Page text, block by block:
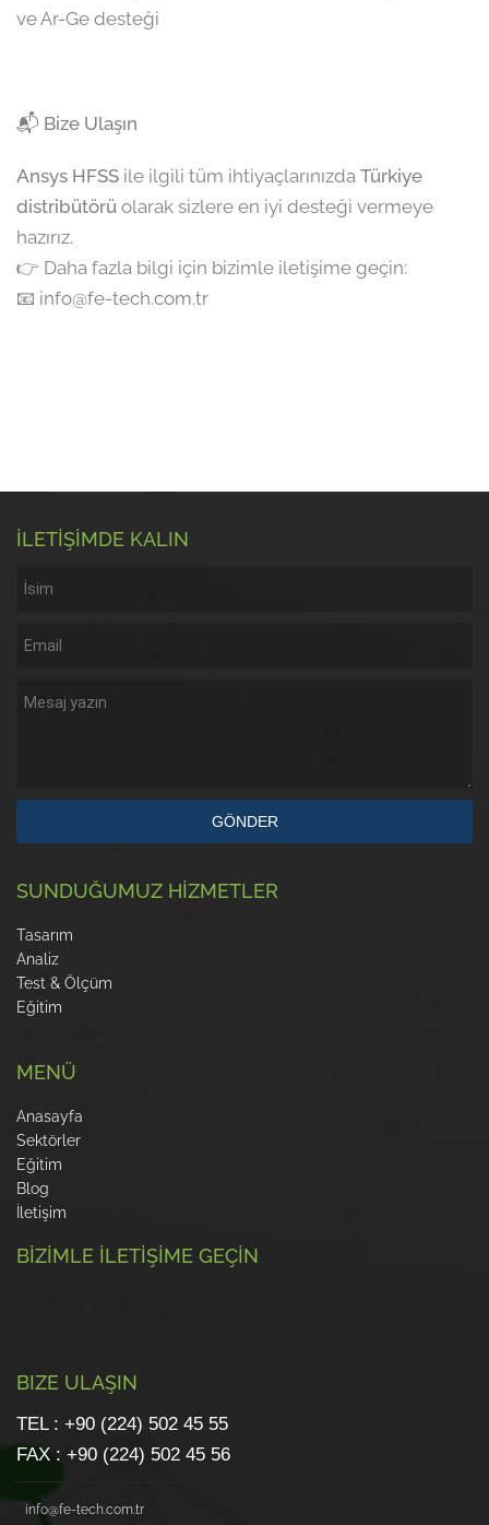
ve Ar-Ge desteği
📬 Bize Ulaşın
Ansys HFSS ile ilgili tüm ihtiyaçlarınızda Türkiye
distribütörü olarak sizlere en iyi desteği vermeye
hazırız.
👉 Daha fazla bilgi için bizimle iletişime geçin:
📧 info@fe-tech.com.tr
İLETİŞİMDE KALIN
GÖNDER
SUNDUĞUMUZ HİZMETLER
Tasarım
Analiz
Test & Ölçüm
Eğitim
MENÜ
Anasayfa
Sektörler
Eğitim
Blog
İletişim
BİZİMLE İLETİŞİME GEÇİN
BIZE ULAŞIN
TEL : +90 (224) 502 45 55
FAX : +90 (224) 502 45 56
info@fe-tech.com.tr